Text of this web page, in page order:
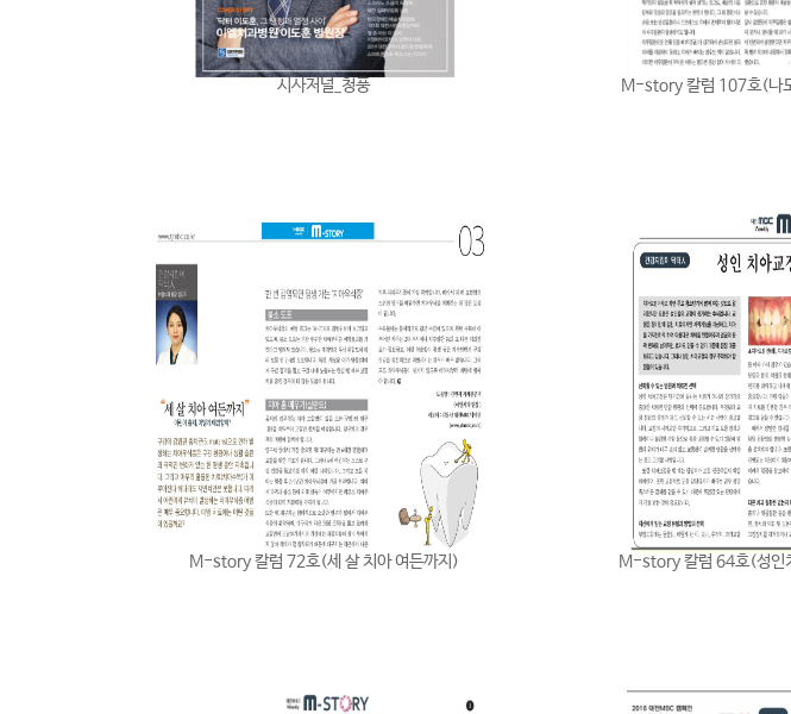
시사저널_청풍 M-story 칼럼 107호(나
M-story 칼럼 72호(세 살 치아 여든까지) M-story 칼럼 64호(성인